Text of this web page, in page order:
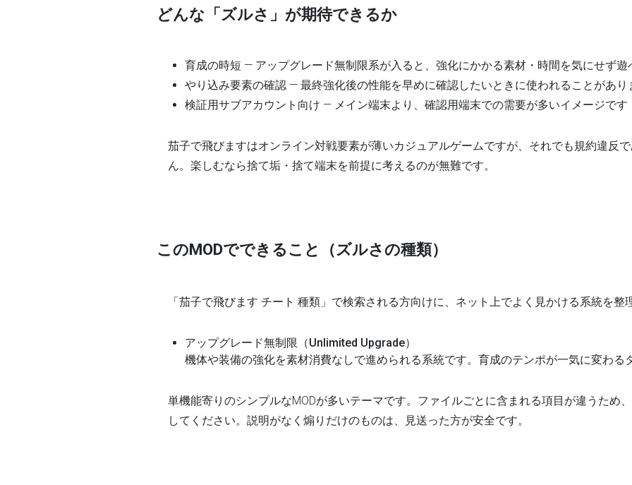
どんな「ズルさ」が期待できるか
育成の時短 — アップグレード無制限系が入ると、強化にかかる素材・時間を気にせず
やり込み要素の確認 — 最終強化後の性能を早めに確認したいときに使われることがあり
検証用サブアカウント向け — メイン端末より、確認用端末での需要が多いイメージです
茄子で飛びますはオンライン対戦要素が薄いカジュアルゲームですが、それでも規約違反
ん。楽しむなら捨て垢・捨て端末を前提に考えるのが無難です。
このMODでできること（ズルさの種類）
「茄子で飛びます チート 種類」で検索される方向けに、ネット上でよく見かける系統を整
アップグレード無制限（Unlimited Upgrade）
機体や装備の強化を素材消費なしで進められる系統です。育成のテンポが一気に変わる
単機能寄りのシンプルなMODが多いテーマです。ファイルごとに含まれる項目が違うため
してください。説明がなく煽りだけのものは、見送った方が安全です。